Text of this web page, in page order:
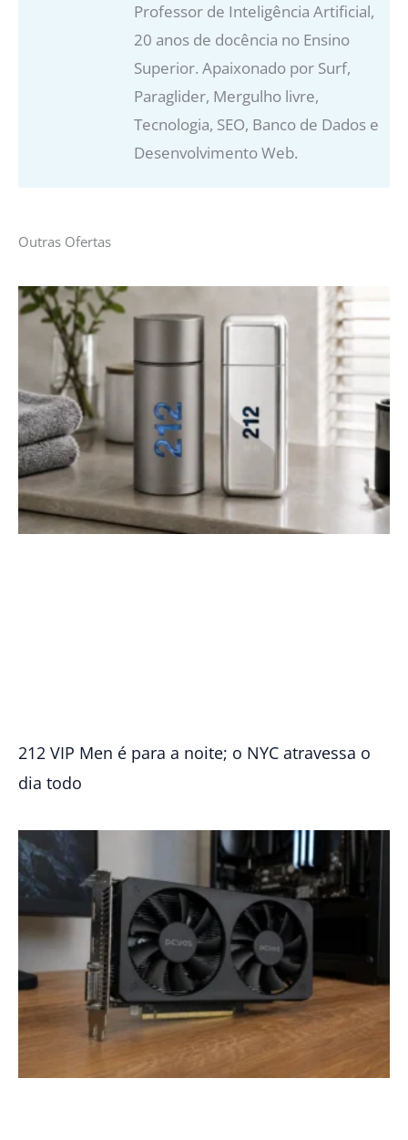
Professor de Inteligência Artificial,
20 anos de docência no Ensino
Superior. Apaixonado por Surf,
Paraglider, Mergulho livre,
Tecnologia, SEO, Banco de Dados e
Desenvolvimento Web.
Outras Ofertas
212 VIP Men é para a noite; o NYC atravessa o
dia todo